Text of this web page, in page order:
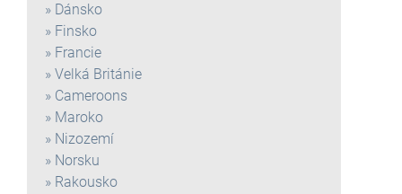
Dánsko
Finsko
Francie
Velká Británie
Cameroons
Maroko
Nizozemí
Norsku
Rakousko